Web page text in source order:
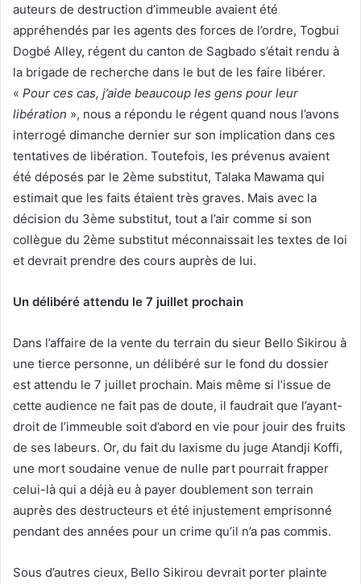
auteurs de destruction d’immeuble avaient été
appréhendés par les agents des forces de l’ordre, Togbui
Dogbé Alley, régent du canton de Sagbado s’était rendu à
la brigade de recherche dans le but de les faire libérer.
« Pour ces cas, j’aide beaucoup les gens pour leur
libération », nous a répondu le régent quand nous l’avons
interrogé dimanche dernier sur son implication dans ces
tentatives de libération. Toutefois, les prévenus avaient
été déposés par le 2ème substitut, Talaka Mawama qui
estimait que les faits étaient très graves. Mais avec la
décision du 3ème substitut, tout a l’air comme si son
collègue du 2ème substitut méconnaissait les textes de loi
et devrait prendre des cours auprès de lui.
Un délibéré attendu le 7 juillet prochain
Dans l’affaire de la vente du terrain du sieur Bello Sikirou à
une tierce personne, un délibéré sur le fond du dossier
est attendu le 7 juillet prochain. Mais même si l’issue de
cette audience ne fait pas de doute, il faudrait que l’ayant-
droit de l’immeuble soit d’abord en vie pour jouir des fruits
de ses labeurs. Or, du fait du laxisme du juge Atandji Koffi,
une mort soudaine venue de nulle part pourrait frapper
celui-là qui a déjà eu à payer doublement son terrain
auprès des destructeurs et été injustement emprisonné
pendant des années pour un crime qu’il n’a pas commis.
Sous d’autres cieux, Bello Sikirou devrait porter plainte